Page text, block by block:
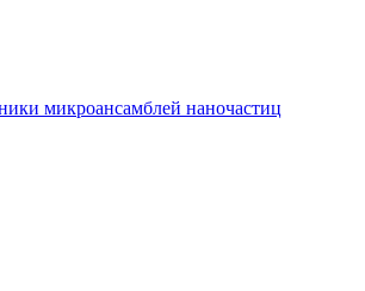
микроансамблей наночастиц